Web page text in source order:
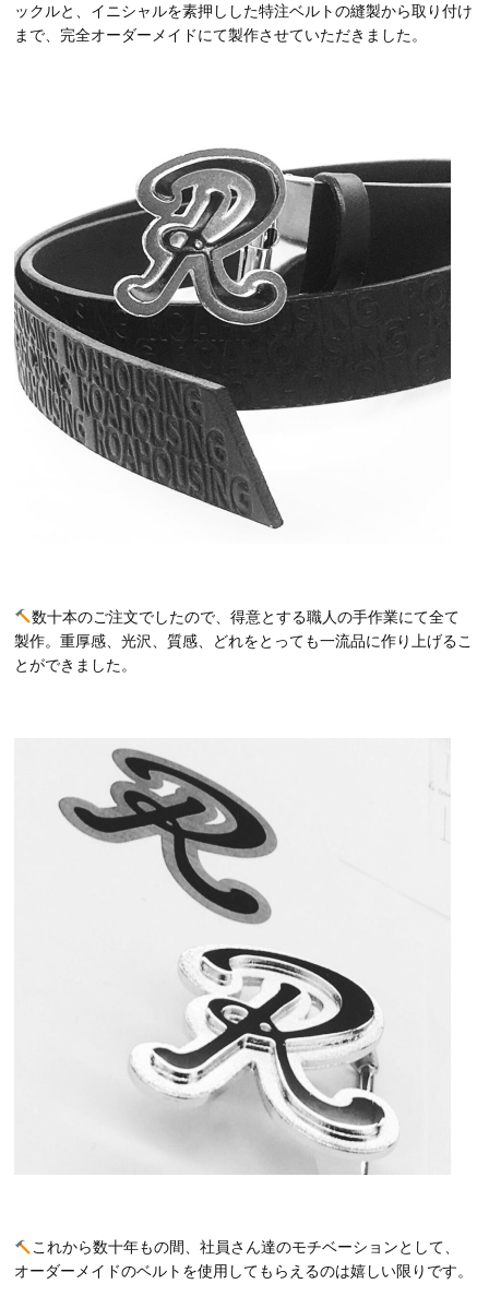
ックルと、イニシャルを素押しした特注ベルトの縫製から取り付け
まで、完全オーダーメイドにて製作させていただきました。
数十本のご注文でしたので、得意とする職人の手作業にて全て
製作。重厚感、光沢、質感、どれをとっても一流品に作り上げるこ
とができました。
これから数十年もの間、社員さん達のモチベーションとして、
オーダーメイドのベルトを使用してもらえるのは嬉しい限りです。